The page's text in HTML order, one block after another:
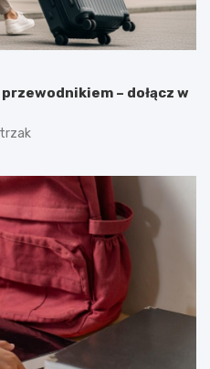
– dołącz w